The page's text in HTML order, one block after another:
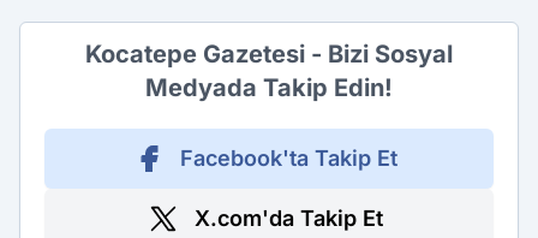
Kocatepe Gazetesi - Bizi Sosyal
Medyada Takip Edin!
Facebook'ta Takip Et
X.com'da Takip Et